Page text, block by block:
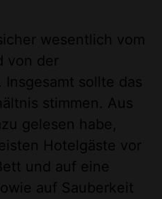
wesentlich vom
von der
sollte das
stimmen. Aus
gelesen habe,
Hotelgäste vor
und auf eine
auf Sauberkeit